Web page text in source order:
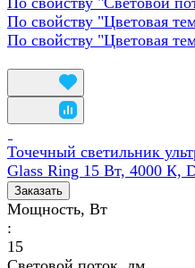
По свойству "Цветовая
По свойству "Цветовая
Точечный светильник
Glass Ring 15 Вт, 4000 К,
Заказать
Мощность, Вт
:
15